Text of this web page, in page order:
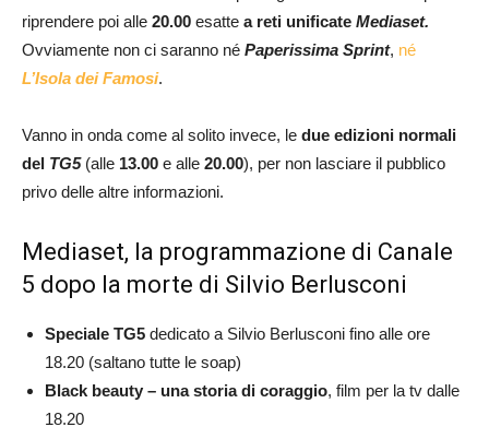
riprendere poi alle 20.00 esatte a reti unificate Mediaset.
Ovviamente non ci saranno né Paperissima Sprint, né
L’Isola dei Famosi.
Vanno in onda come al solito invece, le due edizioni normali
del TG5(alle 13.00 e alle 20.00), per non lasciare il pubblico
privo delle altre informazioni.
Mediaset, la programmazione di Canale
5 dopo la morte di Silvio Berlusconi
Speciale TG5 dedicato a Silvio Berlusconi fino alle ore
18.20 (saltano tutte le soap)
Black beauty – una storia di coraggio, film per la tv dalle
18.20